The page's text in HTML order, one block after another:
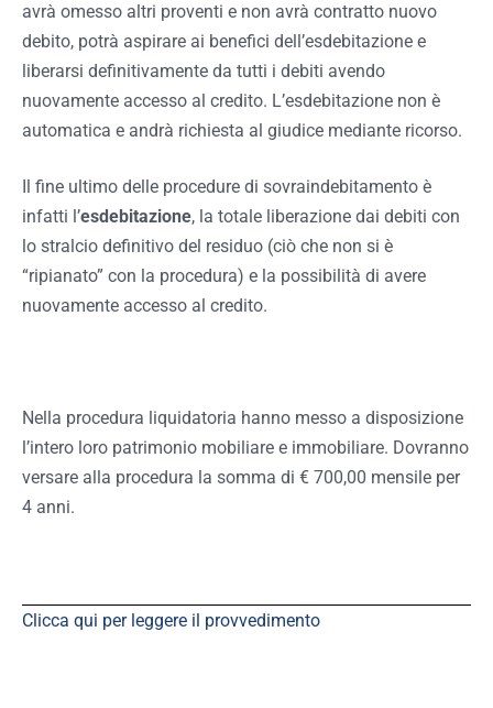
avrà omesso altri proventi e non avrà contratto nuovo
debito, potrà aspirare ai benefici dell’esdebitazione e
liberarsi definitivamente da tutti i debiti avendo
nuovamente accesso al credito. L’esdebitazione non è
automatica e andrà richiesta al giudice mediante ricorso.
Il fine ultimo delle procedure di sovraindebitamento è
infatti l’esdebitazione, la totale liberazione dai debiti con
lo stralcio definitivo del residuo (ciò che non si è
“ripianato” con la procedura) e la possibilità di avere
nuovamente accesso al credito.
Nella procedura liquidatoria hanno messo a disposizione
l’intero loro patrimonio mobiliare e immobiliare. Dovranno
versare alla procedura la somma di € 700,00 mensile per
4 anni.
Clicca qui per leggere il provvedimento